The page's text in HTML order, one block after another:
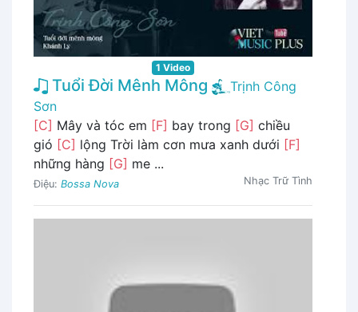
1 Video
Tuổi Đời Mênh Mông
Trịnh Công
Sơn
[C] Mây và tóc em [F] bay trong [G] chiều
gió [C] lộng Trời làm cơn mưa xanh dưới [F]
những hàng [G] me ...
Điệu: Bossa Nova Nhạc Trữ Tình